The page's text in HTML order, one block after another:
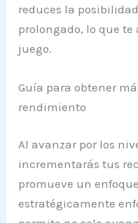
reduces la
prolongado, lo que
juego.
Guía para obtener
rendimiento
Al avanzar por los
incrementarás tus
promueve un
estratégicamente